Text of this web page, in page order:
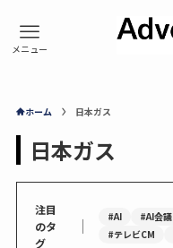
ホーム 日本ガス
日本ガス
注目
のタ
グ
｜ #AI #AI会議
#テレビCM